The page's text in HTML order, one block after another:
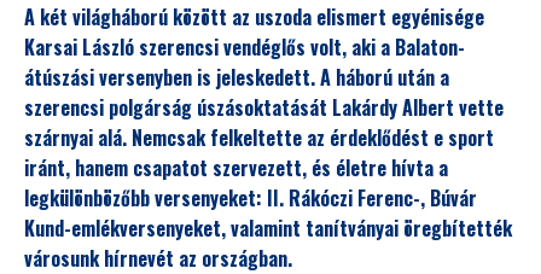
A két világháború között az uszoda elismert egyénisége
Karsai László szerencsi vendéglős volt, aki a Balaton-
átúszási versenyben is jeleskedett. A háború után a
szerencsi polgárság úszásoktatását Lakárdy Albert vette
szárnyai alá. Nemcsak felkeltette az érdeklődést e sport
iránt, hanem csapatot szervezett, és életre hívta a
legkülönbözőbb versenyeket: II. Rákóczi Ferenc-, Búvár
Kund-emlékversenyeket, valamint tanítványai öregbítették
városunk hírnevét az országban.